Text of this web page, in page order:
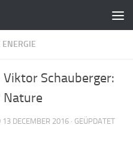
ENERGIE
Schauberger:
Nature
13 DECEMBER 2016 · GEÜPDATET